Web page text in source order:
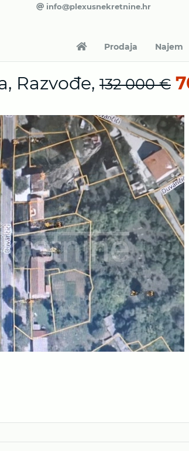
info@plexusnekretnine.hr
Prodaja Najem
Razvođe, 132 000 €